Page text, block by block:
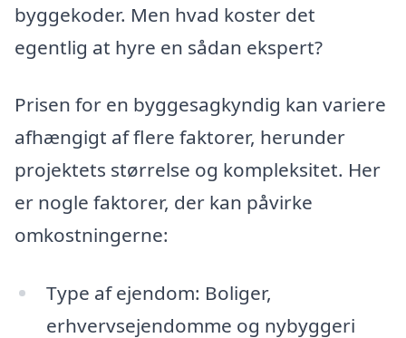
byggekoder. Men hvad koster det
egentlig at hyre en sådan ekspert?
Prisen for en byggesagkyndig kan variere
afhængigt af flere faktorer, herunder
projektets størrelse og kompleksitet. Her
er nogle faktorer, der kan påvirke
omkostningerne:
Type af ejendom: Boliger,
erhvervsejendomme og nybyggeri